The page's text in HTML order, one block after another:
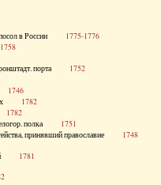
посол в России 1775-1776
1758
Кронштадт. порта 1752
1746
1782
1782
полка 1751
принявший православие 1748
1781